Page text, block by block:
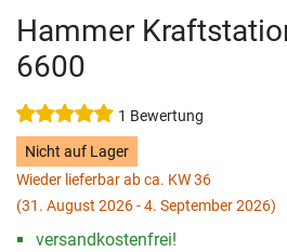
Hammer
6600
1 Bewertung
Nicht auf Lager
Wieder lieferbar ab ca. KW 36
(31. August 2026 - 4. September 2026)
versandkostenfrei!